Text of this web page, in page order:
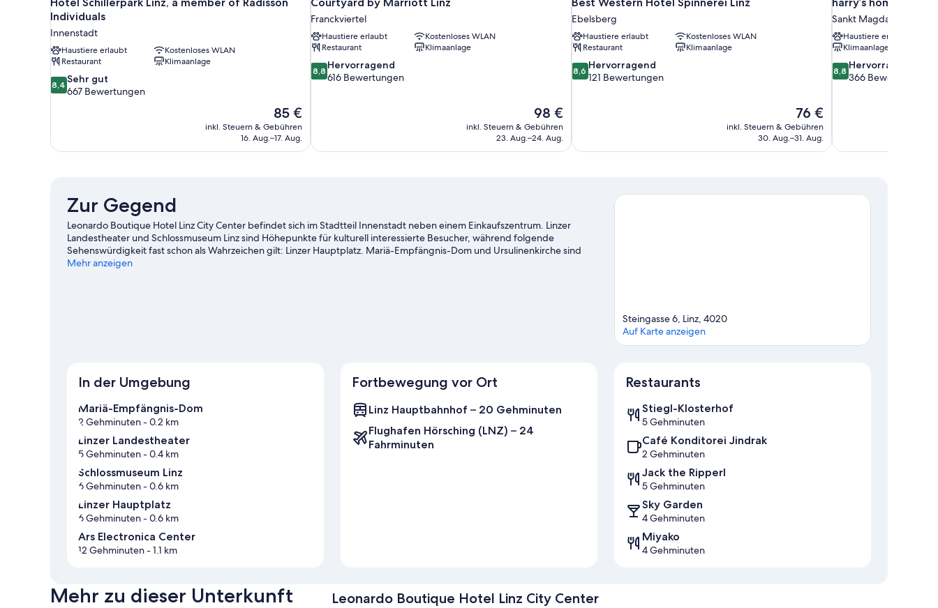
Individuals
Innenstadt
Haustiere erlaubt
Kostenloses WLAN
Restaurant
Klimaanlage
8.4
von
667
Bewertungen
8,4 Sehr gut
667 Bewertungen
Der
Preis
beträgt
85 €
inkl. Steuern & Gebühren
16. Aug.–17. Aug.
Franckviertel
Haustiere erlaubt
Kostenloses WLAN
Restaurant
Klimaanlage
8.8
von
8,8 Hervorragend
616 Bewertungen
Der
Preis
beträgt
98 €
inkl. Steuern & Gebühren
23. Aug.–24. Aug.
Ebelsberg
Haustiere erlaubt
Kostenloses WLAN
Restaurant
Klimaanlage
8.6
von
8,6 Hervorragend
121 Bewertungen
Der
Preis
beträgt
76 €
inkl. Steuern & Gebühren
30. Aug.–31. Aug.
Sankt Magdalena
Haustiere erlaubt
Klimaanlage
8.8
von
8,8 Hervorragend
366 Bewertungen
Zur Gegend
Leonardo Boutique Hotel Linz City Center befindet sich im Stadtteil Innenstadt neben einem Einkaufszentrum. Linzer
Landestheater und Schlossmuseum Linz sind Höhepunkte für kulturell interessierte Besucher, während folgende
Sehenswürdigkeit fast schon als Wahrzeichen gilt: Linzer Hauptplatz. Mariä-Empfängnis-Dom und Ursulinenkirche sind
zwei weitere empfehlenswerte Orte für einen Abstecher.
Mehr anzeigen
Steingasse 6, Linz, 4020
Auf Karte anzeigen
In der Umgebung
Mariä-Empfängnis-Dom
2 Gehminuten- 0.2 km
Linzer Landestheater
5 Gehminuten- 0.4 km
Schlossmuseum Linz
6 Gehminuten- 0.6 km
Linzer Hauptplatz
6 Gehminuten- 0.6 km
Ars Electronica Center
12 Gehminuten- 1.1 km
Fortbewegung vor Ort
Linz Hauptbahnhof – 20 Gehminuten
Flughafen Hörsching (LNZ) – 24
Fahrminuten
Restaurants
Stiegl-Klosterhof
5 Gehminuten
Café Konditorei Jindrak
2 Gehminuten
Jack the Ripperl
5 Gehminuten
Sky Garden
4 Gehminuten
Miyako
4 Gehminuten
Mehr zu dieser Unterkunft Leonardo Boutique Hotel Linz City Center